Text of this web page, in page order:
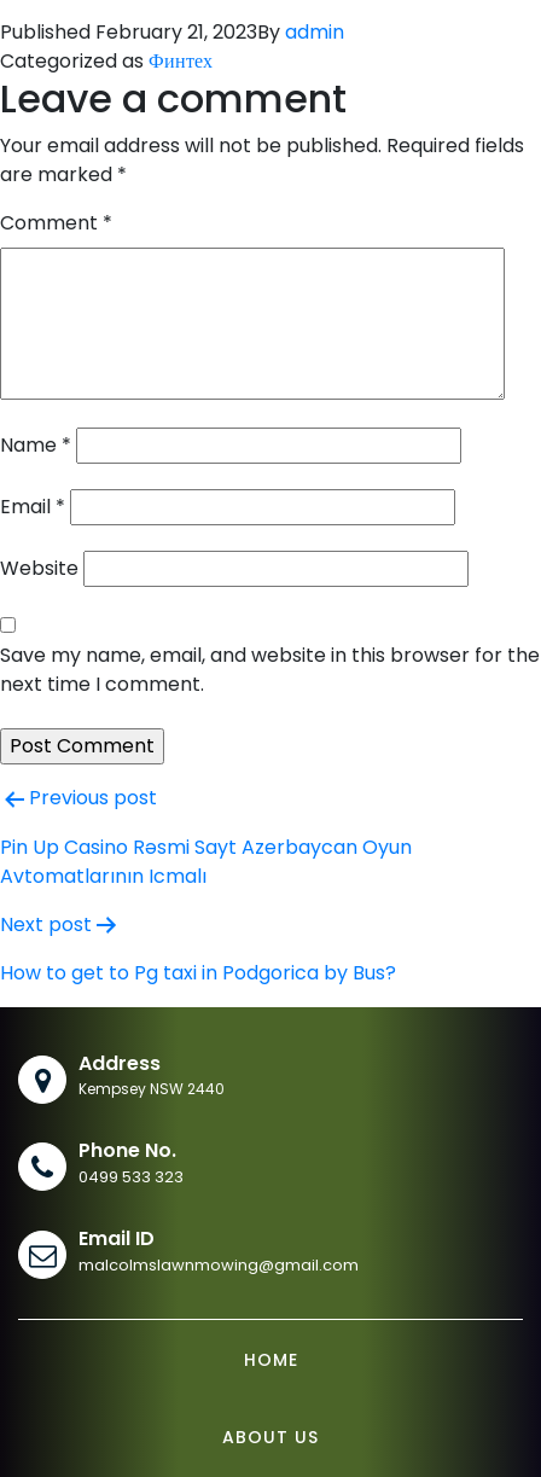
Published February 21, 2023Byadmin
Categorized as Финтех
Leave a comment
Your email address will not be published. Required fields
are marked *
Comment *
Name *
Email *
Website
Save my name, email, and website in this browser for the
next time I comment.
Post
navigation
Previous post
Pin Up Casino Rəsmi Sayt Azerbaycan Oyun
Avtomatlarının Icmalı
Next post
How to get to Pg taxi in Podgorica by Bus?
Address
Kempsey NSW 2440
Phone No.
0499 533 323
Email ID
malcolmslawnmowing@gmail.com
HOME
ABOUT US